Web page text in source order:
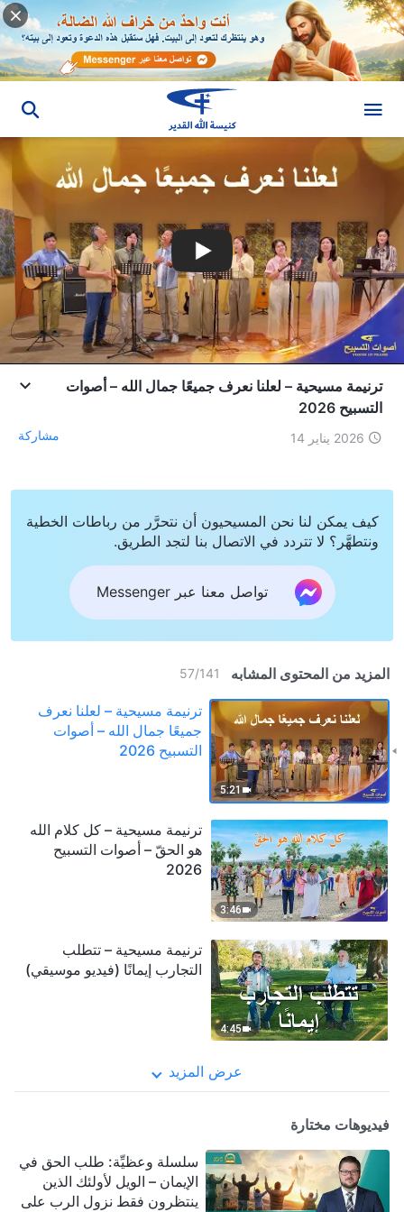
ترنيمة مسيحية – لعلنا نعرف جميعًا جمال الله – أصوات
التسبيح 2026
2026 يناير 14 مشاركة
كيف يمكن لنا نحن المسيحيون أن نتحرَّر من رباطات الخطية
ونتطهَّر؟ لا تتردد في الاتصال بنا لتجد الطريق.
تواصل معنا عبر Messenger
المزيد من المحتوى المشابه 57/141
5:21
ترنيمة مسيحية – لعلنا نعرف
جميعًا جمال الله – أصوات
التسبيح 2026
3:46
ترنيمة مسيحية – كل كلام الله
هو الحقّ – أصوات التسبيح
2026
4:45
ترنيمة مسيحية – تتطلب
التجارب إيمانًا (فيديو موسيقي)
عرض المزيد
فيديوهات مختارة
سلسلة وعظيِّة: طلب الحق في
الإيمان – الويل لأولئك الذين
ينتظرون فقط نزول الرب على